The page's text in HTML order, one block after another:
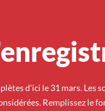
d'ici le 31 mars. Les
Remplissez le